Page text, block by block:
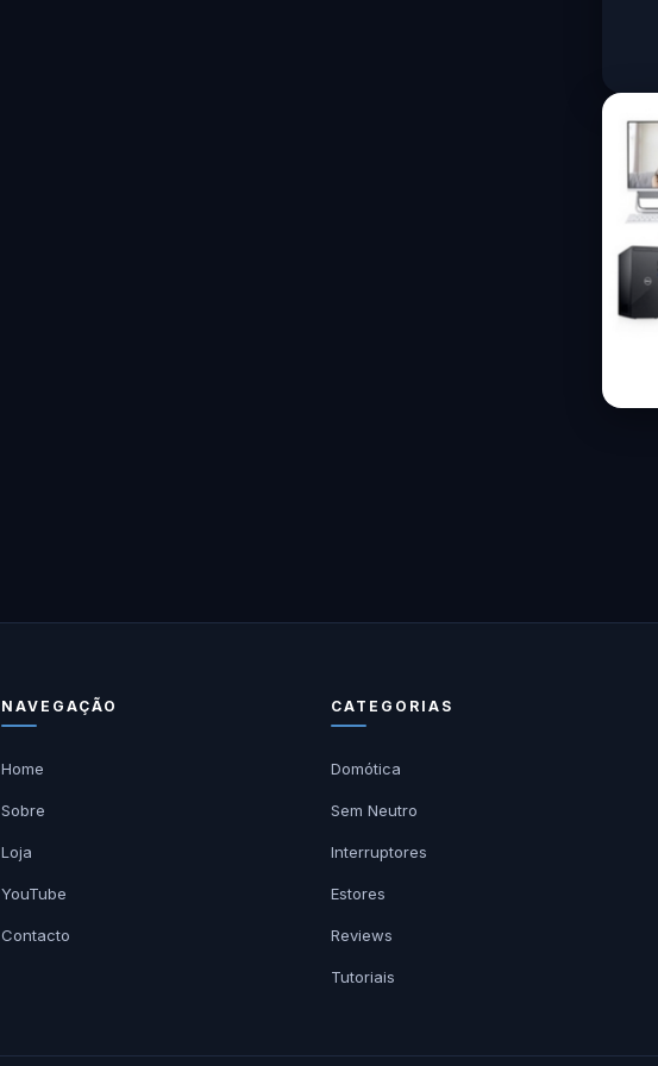
NAVEGAÇÃO
Home
Sobre
Loja
YouTube
Contacto
CATEGORIAS
Domótica
Sem Neutro
Interruptores
Estores
Reviews
Tutoriais